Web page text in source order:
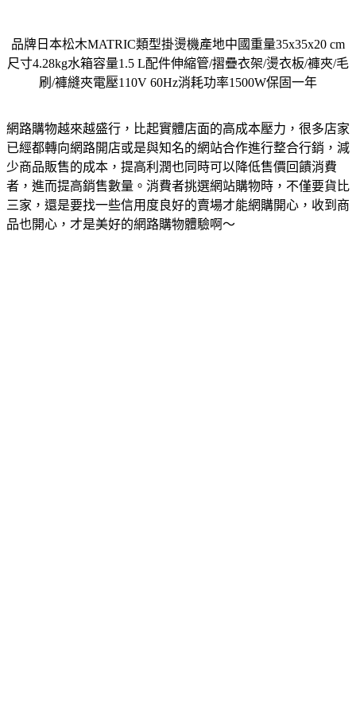
品牌日本松木MATRIC類型掛燙機產地中國重量35x35x20 cm
尺寸4.28kg水箱容量1.5 L配件伸縮管/摺疊衣架/燙衣板/褲夾/毛
刷/褲縫夾電壓110V 60Hz消耗功率1500W保固一年
網路購物越來越盛行，比起實體店面的高成本壓力，很多店家
已經都轉向網路開店或是與知名的網站合作進行整合行銷，減
少商品販售的成本，提高利潤也同時可以降低售價回饋消費
者，進而提高銷售數量。消費者挑選網站購物時，不僅要貨比
三家，還是要找一些信用度良好的賣場才能網購開心，收到商
品也開心，才是美好的網路購物體驗啊～